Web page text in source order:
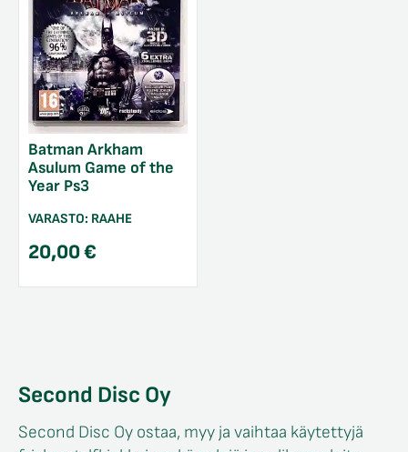
Batman Arkham
Asulum Game of the
Year Ps3
VARASTO: RAAHE
20,00€
Second Disc Oy
Second Disc Oy ostaa, myy ja vaihtaa käytettyjä